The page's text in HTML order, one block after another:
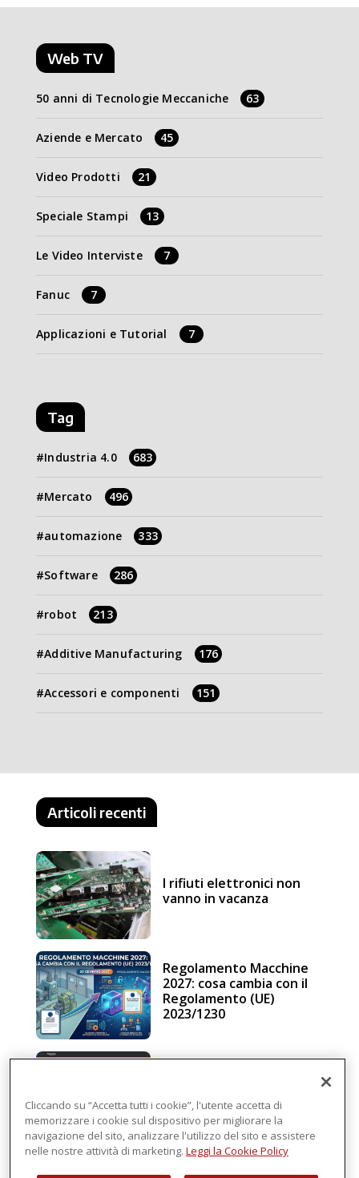
Web TV
50 anni di Tecnologie Meccaniche 63
Aziende e Mercato 45
Video Prodotti 21
Speciale Stampi 13
Le Video Interviste 7
Fanuc 7
Applicazioni e Tutorial 7
Tag
Industria 4.0 683
Mercato 496
automazione 333
Software 286
robot 213
Additive Manufacturing 176
Accessori e componenti 151
Articoli recenti
I rifiuti elettronici non
vanno in vacanza
Regolamento Macchine
2027: cosa cambia con il
Regolamento (UE)
2023/1230
intelligenza in cloud
Cliccando su “Accetta tutti i cookie”, l'utente accetta di
memorizzare i cookie sul dispositivo per migliorare la
navigazione del sito, analizzare l'utilizzo del sito e assistere
nelle nostre attività di marketing. Leggi la Cookie Policy